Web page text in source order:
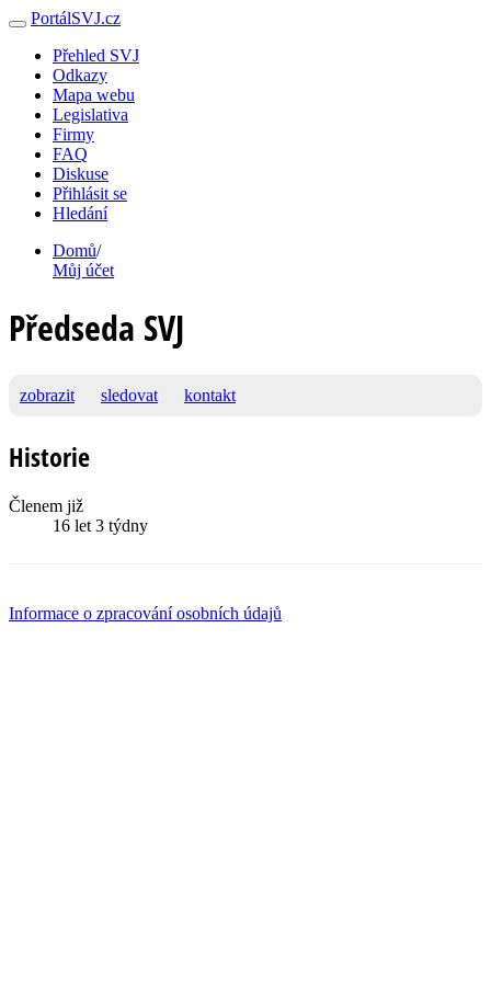
PortálSVJ.cz
Přehled SVJ
Odkazy
Mapa webu
Legislativa
Firmy
FAQ
Diskuse
Přihlásit se
Hledání
Domů/
Můj účet
Předseda SVJ
zobrazit sledovat kontakt
Historie
Členem již
16 let 3 týdny
Informace o zpracování osobních údajů